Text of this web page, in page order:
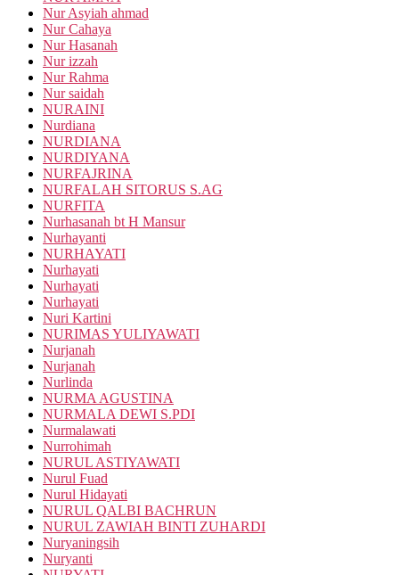
Nur Asyiah ahmad
Nur Cahaya
Nur Hasanah
Nur izzah
Nur Rahma
Nur saidah
NURAINI
Nurdiana
NURDIANA
NURDIYANA
NURFAJRINA
NURFALAH SITORUS S.AG
NURFITA
Nurhasanah bt H Mansur
Nurhayanti
NURHAYATI
Nurhayati
Nurhayati
Nurhayati
Nuri Kartini
NURIMAS YULIYAWATI
Nurjanah
Nurjanah
Nurlinda
NURMA AGUSTINA
NURMALA DEWI S.PDI
Nurmalawati
Nurrohimah
NURUL ASTIYAWATI
Nurul Fuad
Nurul Hidayati
NURUL QALBI BACHRUN
NURUL ZAWIAH BINTI ZUHARDI
Nuryaningsih
Nuryanti